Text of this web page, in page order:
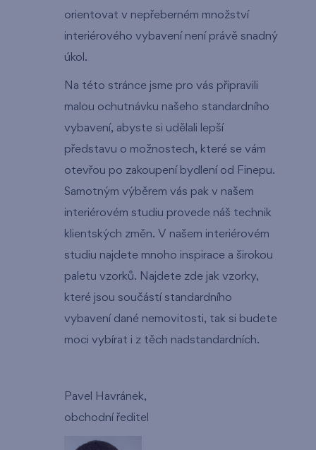
orientovat v nepřeberném množství
interiérového vybavení není právě snadný
úkol.
Na této stránce jsme pro vás připravili
malou ochutnávku našeho standardního
vybavení, abyste si udělali lepší
představu o možnostech, které se vám
otevřou po zakoupení bydlení od Finepu.
Samotným výběrem vás pak v našem
interiérovém studiu provede náš technik
klientských změn. V našem interiérovém
studiu najdete mnoho inspirace a širokou
paletu vzorků. Najdete zde jak vzorky,
které jsou součástí standardního
vybavení dané nemovitosti, tak si budete
moci vybírat i z těch nadstandardních.
Pavel Havránek,
obchodní ředitel